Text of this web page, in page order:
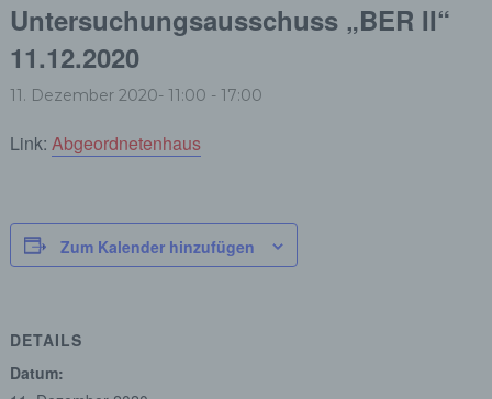
Untersuchungsausschuss „BER II“
11.12.2020
11. Dezember 2020- 11:00 - 17:00
Link: Abgeordnetenhaus
Zum Kalender hinzufügen
DETAILS
Datum: